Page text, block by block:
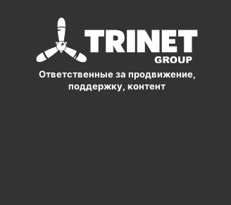
Ответственные за продвижение,
поддержку, контент